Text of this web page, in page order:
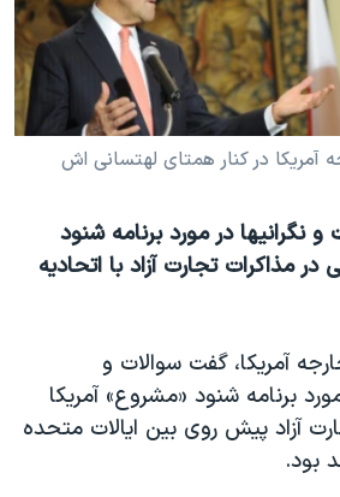
۲۰۲۴
اسرائیل
رهبری ایران
آمریکا در کنار همتای لهتسانی اش
در مورد برنامه شنود
مذاکرات تجارت آزاد با اتحادیه
آمریکا، گفت سوالات و
برنامه شنود «مشروع» آمریکا
آزاد پیش روی بین ایالات متحده
بود.